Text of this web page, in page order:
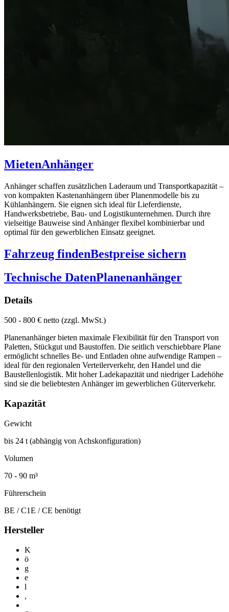
MietenAnhänger
Anhänger schaffen zusätzlichen Laderaum und Transportkapazität –
von kompakten Kastenanhängern über Planenmodelle bis zu
Kühlanhängern. Sie eignen sich ideal für Lieferdienste,
Handwerksbetriebe, Bau- und Logistikunternehmen. Durch ihre
vielseitige Bauweise sind Anhänger flexibel kombinierbar und
optimal für den gewerblichen Einsatz geeignet.
Fahrzeug findenBestpreise sichern
Technische DatenPlanenanhänger
Details
500 - 800 € netto (zzgl. MwSt.)
Planenanhänger bieten maximale Flexibilität für den Transport von
Paletten, Stückgut und Baustoffen. Die seitlich verschiebbare Plane
ermöglicht schnelles Be- und Entladen ohne aufwendige Rampen –
ideal für den regionalen Verteilerverkehr, den Handel und die
Baustellenlogistik. Mit hoher Ladekapazität und niedriger Ladehöhe
sind sie die beliebtesten Anhänger im gewerblichen Güterverkehr.
Kapazität
Gewicht
bis 24 t (abhängig von Achskonfiguration)
Volumen
70 - 90 m³
Führerschein
BE / C1E / CE benötigt
Hersteller
K
ö
g
e
l
,